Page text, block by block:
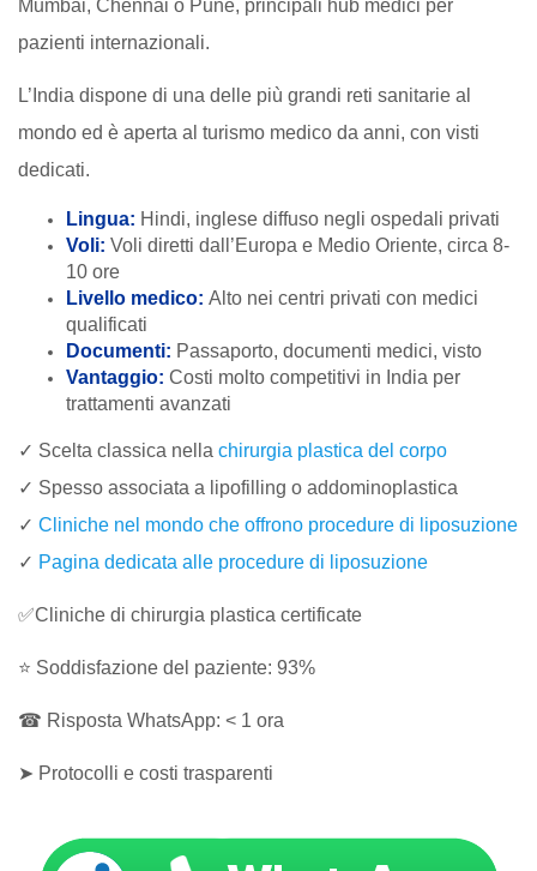
Mumbai, Chennai o Pune, principali hub medici per
pazienti internazionali.
L’India dispone di una delle più grandi reti sanitarie al
mondo ed è aperta al turismo medico da anni, con visti
dedicati.
Lingua: Hindi, inglese diffuso negli ospedali privati
Voli: Voli diretti dall’Europa e Medio Oriente, circa 8-
10 ore
Livello medico: Alto nei centri privati con medici
qualificati
Documenti: Passaporto, documenti medici, visto
Vantaggio: Costi molto competitivi in India per
trattamenti avanzati
✓ Scelta classica nella chirurgia plastica del corpo
✓ Spesso associata a lipofilling o addominoplastica
✓ Cliniche nel mondo che offrono procedure di liposuzione
✓ Pagina dedicata alle procedure di liposuzione
✅Cliniche di chirurgia plastica certificate
⭐ Soddisfazione del paziente: 93%
☎ Risposta WhatsApp: < 1 ora
➤ Protocolli e costi trasparenti